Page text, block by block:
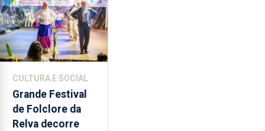
CULTURA E SOCIAL
Grande Festival
de Folclore da
Relva decorre